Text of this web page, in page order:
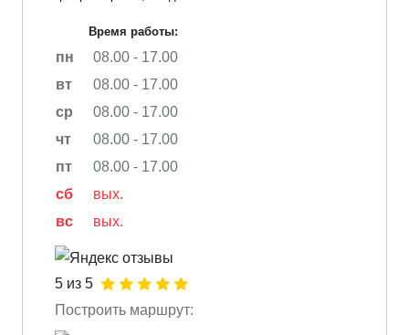
Время работы:
пн
08.00 - 17.00
вт
08.00 - 17.00
ср
08.00 - 17.00
чт
08.00 - 17.00
пт
08.00 - 17.00
сб
вых.
вс
вых.
5 из 5
Построить маршрут: